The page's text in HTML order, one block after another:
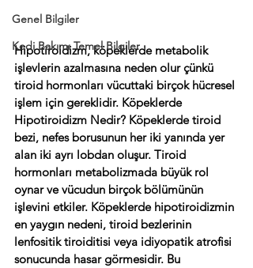
Genel Bilgiler
Kedi Bakımı Temel Bilgiler
Hipotiroidizm, köpeklerde metabolik
işlevlerin azalmasına neden olur çünkü
tiroid hormonları vücuttaki birçok hücresel
işlem için gereklidir. Köpeklerde
Hipotiroidizm Nedir? Köpeklerde tiroid
bezi, nefes borusunun her iki yanında yer
alan iki ayrı lobdan oluşur. Tiroid
hormonları metabolizmada büyük rol
oynar ve vücudun birçok bölümünün
işlevini etkiler. Köpeklerde hipotiroidizmin
en yaygın nedeni, tiroid bezlerinin
lenfositik tiroiditisi veya idiyopatik atrofisi
sonucunda hasar görmesidir. Bu